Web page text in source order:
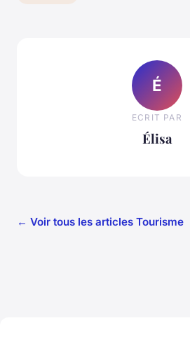
É
ECRIT PAR
Élisa
← Voir tous les articles Tourisme